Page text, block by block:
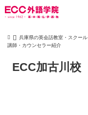
兵庫県の英会話教室・スクール
講師・カウンセラー紹介
ECC加古川